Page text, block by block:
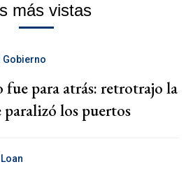
más vistas
Gobierno
para atrás: retrotrajo la
los puertos